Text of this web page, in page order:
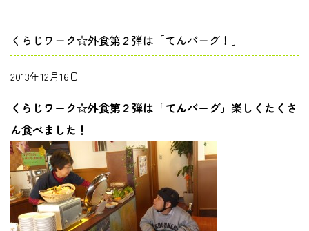
くらじワーク☆外食第２弾は「てんバーグ！」
2013年12月16日
くらじワーク☆外食第２弾は「てんバーグ」楽しくたくさ
ん食べました！